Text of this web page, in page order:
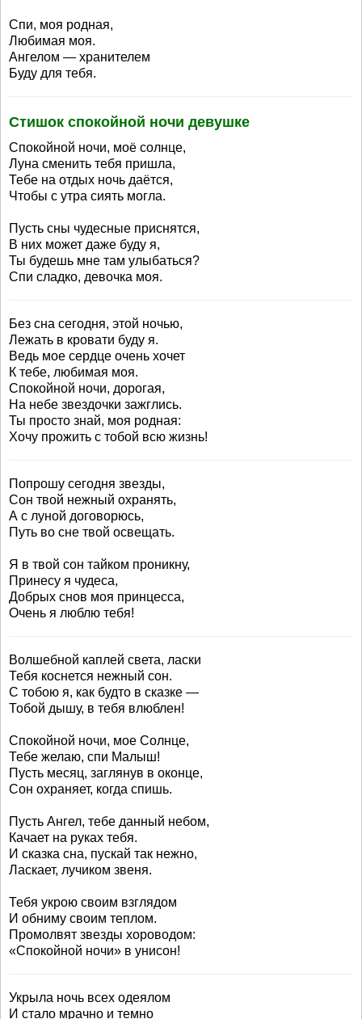
Спи, моя родная,
Любимая моя.
Ангелом — хранителем
Буду для тебя.
Стишок спокойной ночи девушке
Спокойной ночи, моё солнце,
Луна сменить тебя пришла,
Тебе на отдых ночь даётся,
Чтобы с утра сиять могла.
Пусть сны чудесные приснятся,
В них может даже буду я,
Ты будешь мне там улыбаться?
Спи сладко, девочка моя.
Без сна сегодня, этой ночью,
Лежать в кровати буду я.
Ведь мое сердце очень хочет
К тебе, любимая моя.
Спокойной ночи, дорогая,
На небе звездочки зажглись.
Ты просто знай, моя родная:
Хочу прожить с тобой всю жизнь!
Попрошу сегодня звезды,
Сон твой нежный охранять,
А с луной договорюсь,
Путь во сне твой освещать.
Я в твой сон тайком проникну,
Принесу я чудеса,
Добрых снов моя принцесса,
Очень я люблю тебя!
Волшебной каплей света, ласки
Тебя коснется нежный сон.
С тобою я, как будто в сказке —
Тобой дышу, в тебя влюблен!
Спокойной ночи, мое Солнце,
Тебе желаю, спи Малыш!
Пусть месяц, заглянув в оконце,
Сон охраняет, когда спишь.
Пусть Ангел, тебе данный небом,
Качает на руках тебя.
И сказка сна, пускай так нежно,
Ласкает, лучиком звеня.
Тебя укрою своим взглядом
И обниму своим теплом.
Промолвят звезды хороводом:
«Спокойной ночи» в унисон!
Укрыла ночь всех одеялом
И стало мрачно и темно